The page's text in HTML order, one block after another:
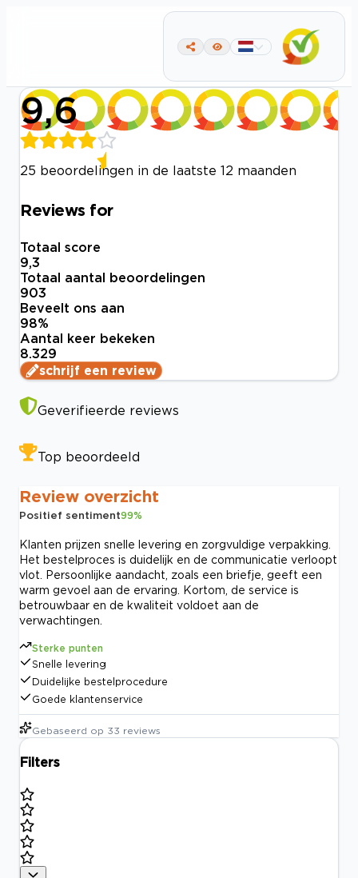
9,6
25 beoordelingen in de laatste 12 maanden
Reviews for
Totaal score
9,3
Totaal aantal beoordelingen
903
Beveelt ons aan
98%
Aantal keer bekeken
8.329
schrijf een review
Geverifieerde reviews
Top beoordeeld
Review overzicht
Positief sentiment99%
Klanten prijzen snelle levering en zorgvuldige verpakking.
Het bestelproces is duidelijk en de communicatie verloopt
vlot. Persoonlijke aandacht, zoals een briefje, geeft een
warm gevoel aan de ervaring. Kortom, de service is
betrouwbaar en de kwaliteit voldoet aan de
verwachtingen.
Sterke punten
Snelle levering
Duidelijke bestelprocedure
Goede klantenservice
Gebaseerd op 33 reviews
Filters